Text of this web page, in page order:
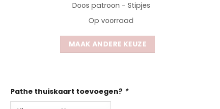
Doos patroon - Stipjes
Op voorraad
MAAK ANDERE KEUZE
Pathe thuiskaart toevoegen? *